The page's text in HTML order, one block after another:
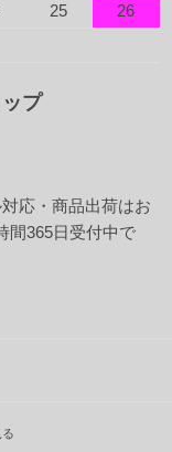
25
26
プ
応・商品出荷はお
間365日受付中で